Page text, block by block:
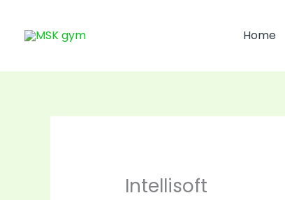
naar
Home
Intellisoft